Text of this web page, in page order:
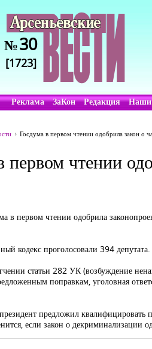
№30
[1723]
Реклама ЗаКон Редакция Наши
Госдума в первом чтении одобрила закон о
первом чтении
в первом чтении одобрила
кодекс проголосовали 394
статьи 282 УК (возбуждение
поправкам, уголовная
предложил квалифицировать
если закон о декриминализации